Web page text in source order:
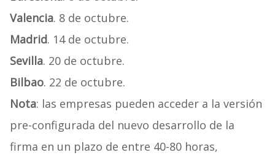
Valencia. 8 de octubre.
Madrid. 14 de octubre.
Sevilla. 20 de octubre.
Bilbao. 22 de octubre.
Nota: las empresas pueden acceder a la versión
pre-configurada del nuevo desarrollo de la
firma en un plazo de entre 40-80 horas,